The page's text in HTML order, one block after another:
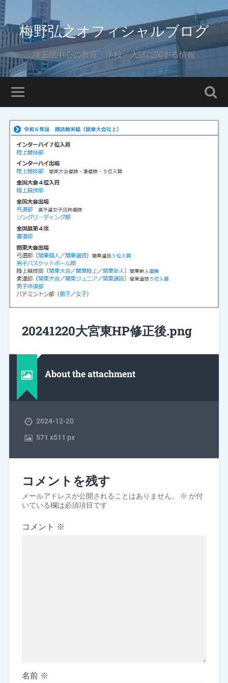
梅野弘之オフィシャルブログ
埼玉県中心の教育・学校・入試に関する情報
20241220大宮東HP修正後.png
About the attachment
2024-12-20
571 x511 px
コメントを残す
メールアドレスが公開されることはありません。 ※ が付
いている欄は必須項目です
コメント ※
名前 ※